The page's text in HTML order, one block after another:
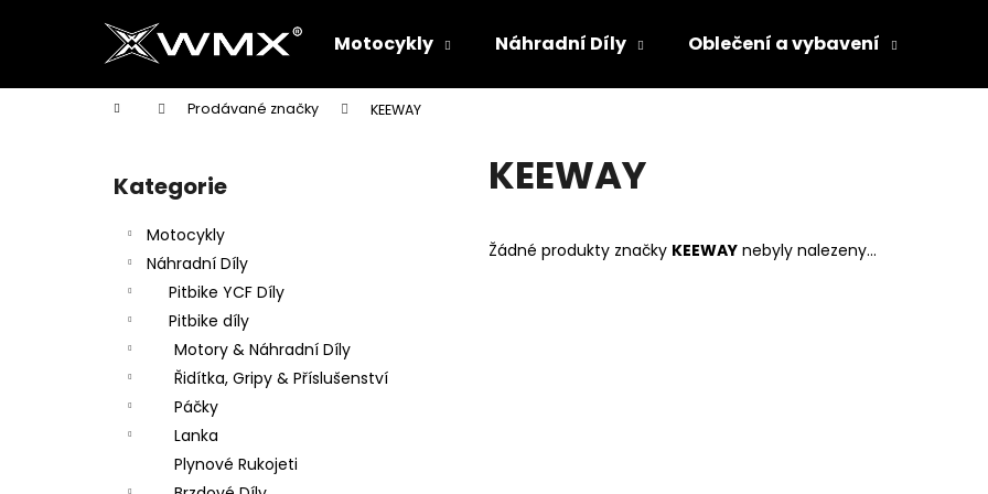
Motocykly Náhradní Díly Oblečení a vybavení
Domů Prodávané značky KEEWAY
Přeskočit
kategorie
Kategorie
Motocykly
Náhradní Díly
Pitbike YCF Díly
Pitbike díly
Motory & Náhradní Díly
Řidítka, Gripy & Příslušenství
Páčky
Lanka
Plynové Rukojeti
KEEWAY
Žádné produkty značky KEEWAY nebyly nalezeny...
í
Zpět
do
Zpět
do